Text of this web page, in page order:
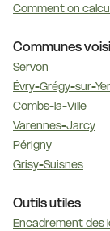
Comment on
Communes
Servon
Évry-Grégy-sur-
Combs-la-Ville
Varennes-Jarcy
Périgny
Grisy-Suisnes
Outils utiles
Encadrement des